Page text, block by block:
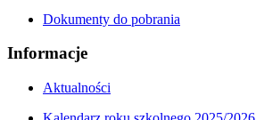
Dokumenty do pobrania
Informacje
Aktualności